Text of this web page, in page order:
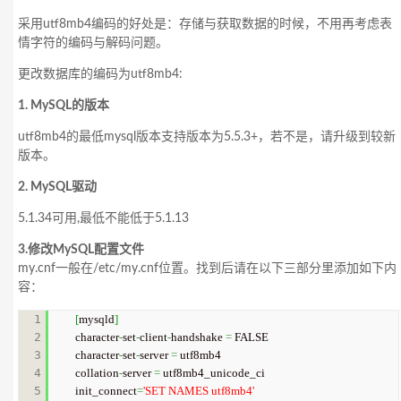
采用utf8mb4编码的好处是：存储与获取数据的时候，不用再考虑表
情字符的编码与解码问题。
更改数据库的编码为utf8mb4:
1. MySQL的版本
utf8mb4的最低mysql版本支持版本为5.5.3+，若不是，请升级到较新
版本。
2. MySQL驱动
5.1.34可用,最低不能低于5.1.13
3.修改MySQL配置文件
my.cnf一般在/etc/my.cnf位置。找到后请在以下三部分里添加如下内
容：
1
2
3
4
5
[mysqld]
character-set-client-handshake = FALSE
character-set-server = utf8mb4
collation-server = utf8mb4_unicode_ci
init_connect='SET NAMES utf8mb4'